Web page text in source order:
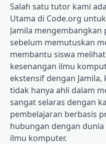
Salah satu tutor kami
Utama di Code.org untuk
Jamila
sebelum memutuskan
membantu siswa
kesenangan ilmu
ekstensif dengan
tidak hanya ahli dalam
sangat selaras dengan
pembelajaran berbasis
hubungan dengan
ilmu komputer.